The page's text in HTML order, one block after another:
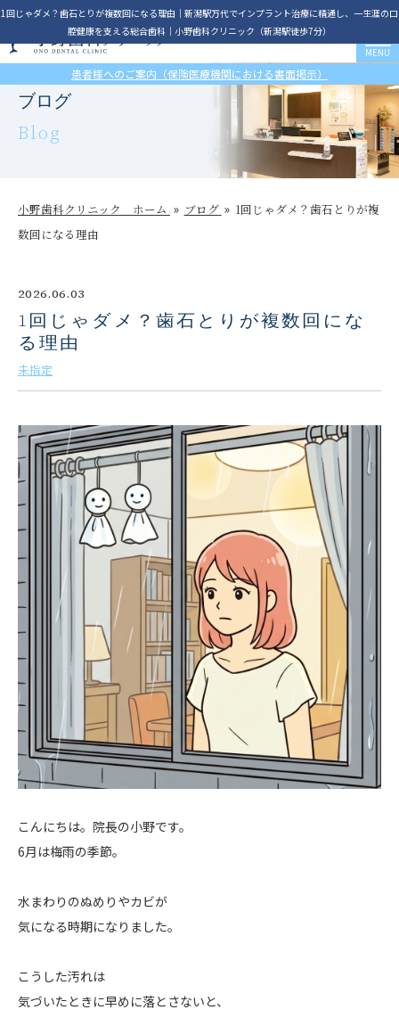
1回じゃダメ？歯石とりが複数回になる理由│新潟駅万代でインプラント治療に精通し、一生涯の口
腔健康を支える総合歯科｜小野歯科クリニック（新潟駅徒歩7分）
患者様へのご案内（保険医療機関における書面掲示）
ブログ
Blog
小野歯科クリニック ホーム ブログ
1回じゃダメ？歯石とりが複
数回になる理由
2026.06.03
1回じゃダメ？歯石とりが複数回にな
る理由
未指定
こんにちは。院長の小野です。
6月は梅雨の季節。
水まわりのぬめりやカビが
気になる時期になりました。
こうした汚れは
気づいたときに早めに落とさないと、